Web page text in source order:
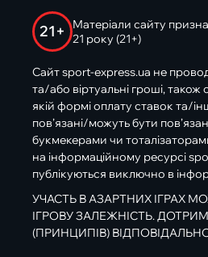
21+
Матеріали сайту
21 року (21+)
Сайт sport-express.ua не
та/або віртуальні гроші, також
якій формі оплату ставок та/
пов’язані/можуть бути
букмекерами чи
на інформаційному ресурсі
публікуються виключно в
УЧАСТЬ В АЗАРТНИХ ІГРАХ
ІГРОВУ ЗАЛЕЖНІСТЬ.
(ПРИНЦИПІВ)